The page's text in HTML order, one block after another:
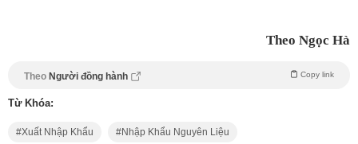
Theo Ngọc Hà
Theo Người đồng hành Copy link
Từ Khóa:
Xuất Nhập Khẩu Nhập Khẩu Nguyên Liệu